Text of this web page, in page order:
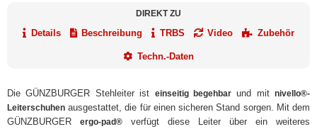
DIREKT ZU
Details Beschreibung TRBS Video Zubehör
Techn.-Daten
Die GÜNZBURGER Stehleiter ist einseitig begehbarund mit nivello®-
Leiterschuhen ausgestattet, die für einen sicheren Stand sorgen. Mit dem
GÜNZBURGER ergo-pad® verfügt diese Leiter über ein weiteres